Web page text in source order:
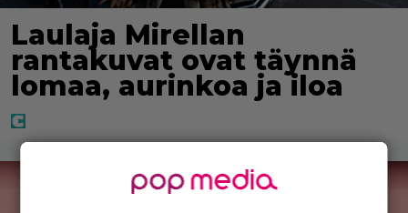
Laulaja Mirellan
rantakuvat ovat täynnä
lomaa, aurinkoa ja iloa